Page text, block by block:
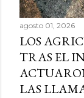
agosto 01, 2026
LOS
TRAS EL
LAS